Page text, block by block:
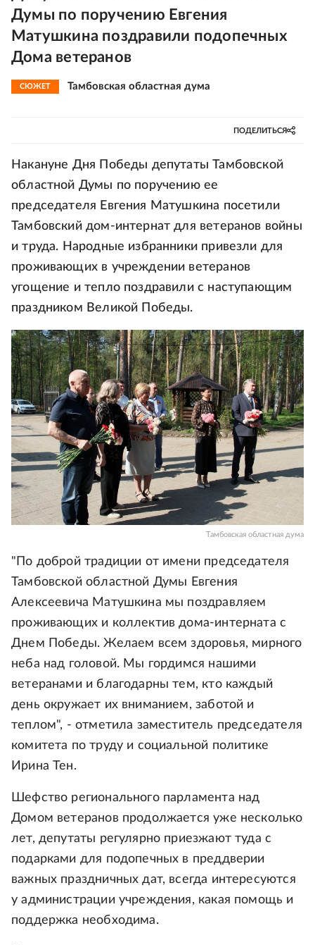
Думы по поручению Евгения
Матушкина поздравили подопечных
Дома ветеранов
СЮЖЕТ Тамбовская областная дума
ПОДЕЛИТЬСЯ
Накануне Дня Победы депутаты Тамбовской
областной Думы по поручению ее
председателя Евгения Матушкина посетили
Тамбовский дом-интернат для ветеранов войны
и труда. Народные избранники привезли для
проживающих в учреждении ветеранов
угощение и тепло поздравили с наступающим
праздником Великой Победы.
Тамбовская областная дума
"По доброй традиции от имени председателя
Тамбовской областной Думы Евгения
Алексеевича Матушкина мы поздравляем
проживающих и коллектив дома-интерната с
Днем Победы. Желаем всем здоровья, мирного
неба над головой. Мы гордимся нашими
ветеранами и благодарны тем, кто каждый
день окружает их вниманием, заботой и
теплом", - отметила заместитель председателя
комитета по труду и социальной политике
Ирина Тен.
Шефство регионального парламента над
Домом ветеранов продолжается уже несколько
лет, депутаты регулярно приезжают туда с
подарками для подопечных в преддверии
важных праздничных дат, всегда интересуются
у администрации учреждения, какая помощь и
поддержка необходима.